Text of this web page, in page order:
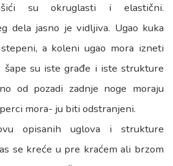
su okruglasti i elastični.
dela jasno je vidljiva. Ugao kuka
a koleni ugao mora izneti
šape su iste građe i iste strukture
od pozadi zadnje noge moraju
mora- ju biti odstranjeni.
opisanih uglova i strukture
se kreće u pre kraćem ali brzom